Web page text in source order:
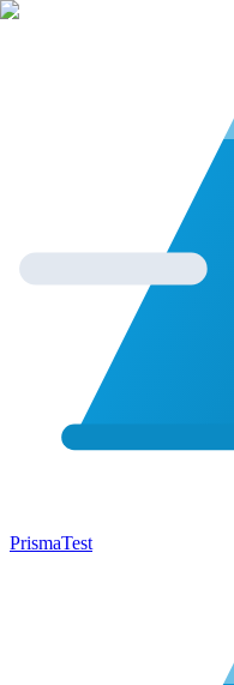
PrismaTest